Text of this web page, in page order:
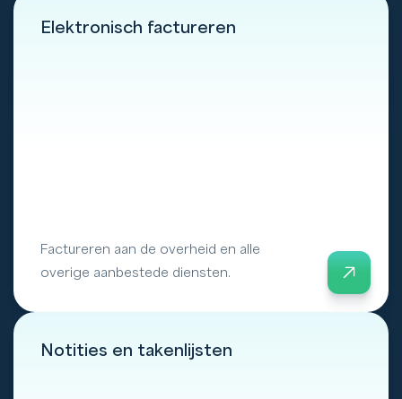
Elektronisch factureren
Factureren aan de overheid en alle
overige aanbestede diensten.
Notities en takenlijsten